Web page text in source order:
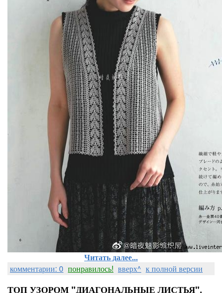
Читать далее...
комментарии: 0 понравилось! вверх^ к полной версии
ТОП УЗОРОМ "ДИАГОНАЛЬНЫЕ ЛИСТЬЯ".